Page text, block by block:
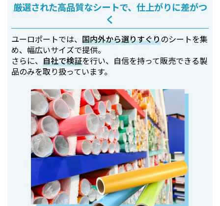
厳選された高品質なシートで、仕上がりに差がつ
く
ユーロポートでは、国内外から選りすぐりのシートを集
め、幅広いサイズで提供。
さらに、自社で検証を行い、自信を持って販売できる製
品のみを取り扱っています。